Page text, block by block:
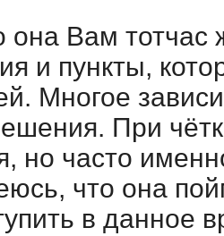
она Вам
и пункты,
Многое
При
но часто
что она
в данное